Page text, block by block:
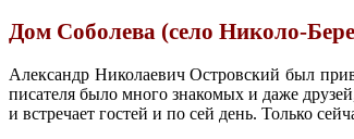
Дом Соболева (село Николо-
Александр Николаевич Островский был
писателя было много знакомых и даже
и встречает гостей и по сей день. Только